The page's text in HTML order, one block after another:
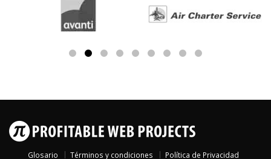
Glosario Términos y condiciones Política de Privacidad